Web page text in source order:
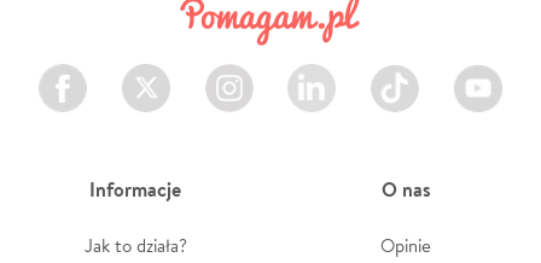
Facebook Twitter Instagram LinkedIn TikTok Youtube
Informacje
Jak to działa?
O nas
Opinie